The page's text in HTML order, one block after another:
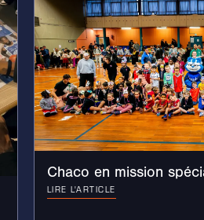
Chaco en mission
LIRE L'ARTICLE